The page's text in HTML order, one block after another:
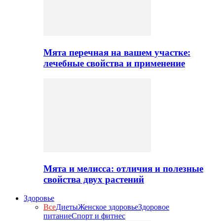
Мята перечная на вашем участке:
лечебные свойства и применение
Мята и мелисса: отличия и полезные
свойства двух растений
Здоровье
ВсеДиетыЖенское здоровьеЗдоровое
питаниеСпорт и фитнес